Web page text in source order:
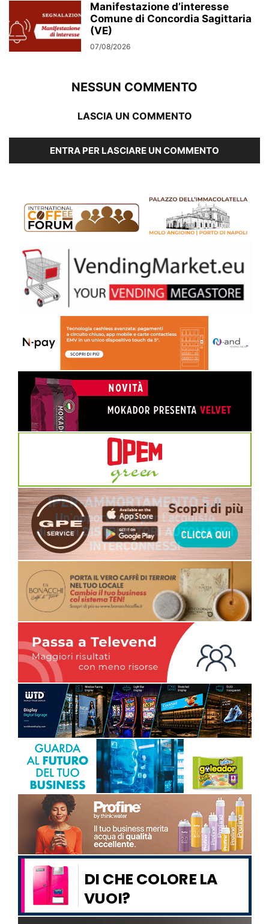
Manifestazione d’interesse
Comune di Concordia Sagittaria
(VE)
07/08/2026
NESSUN COMMENTO
LASCIA UN COMMENTO
ENTRA PER LASCIARE UN COMMENTO